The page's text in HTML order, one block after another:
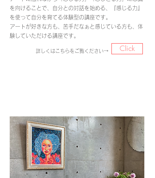
を向けることで、自分との対話を始める、『感じる力』
を使って自分を育てる体験型の講座です。
アートが好きな方も、苦手だなぁと感じている方も、体
験していただける講座です。
詳しくはこちらをご覧ください→ Click